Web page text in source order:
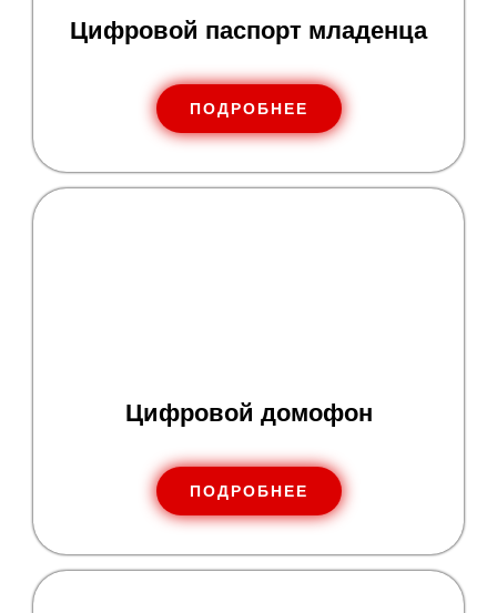
Цифровой паспорт младенца
ПОДРОБНЕЕ
Цифровой домофон
ПОДРОБНЕЕ